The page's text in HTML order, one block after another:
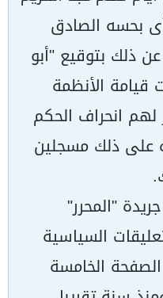
بحسه الصادق
ذلك بتوقيع "أبو
قيامة الأنظمة
انحراف الحكم
على ذلك مسجلين
"المحرر"
السياسية
الخامسة